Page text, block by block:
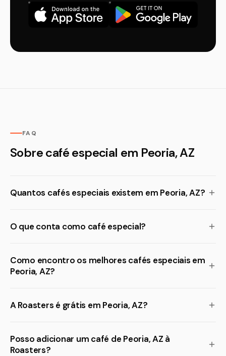
FAQ
Sobre café especial em Peoria, AZ
Quantos cafés especiais existem em Peoria, AZ?
O que conta como café especial?
Como encontro os melhores cafés especiais em
Peoria, AZ?
A Roasters é grátis em Peoria, AZ?
Posso adicionar um café de Peoria, AZ à
Roasters?